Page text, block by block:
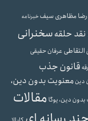
مظاهری سیفخبرنامه
حلقهسخنرانی
التقاطی عرفان حقیقی
قانون جذب
دین معنویت بدون دین،
دین، یوگا مقالات